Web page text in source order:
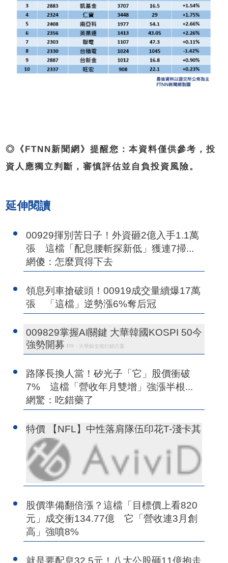
◎《FTNN新聞網》提醒您：本資料僅供參考，投
資人應獨立判斷，審慎評估並自負投資風險。
延伸閱讀
00929揮別苦日子！外資砸2億入手1.1萬
張 這檔「配息腰斬探新低」獲連7掃...
網傻：怎麼買得下去
領息列車搶破頭！00919成交量續爆17萬
張 「這檔」逆勢漲6%奪后冠
009829掌握AI關鍵 大華韓國KOSPI 50今
強勢開募 PR・大華銀全能行銷方案
路隊長換人當！矽光子「它」股價衝破
7% 這檔「營收年月雙增」強漲半根...
網驚：吃錯藥了
特價 【NFL】中性落肩隊伍印花T-淺卡其
股價準備翻倍漲？這檔「目標價上看820
元」成交衝134.77億 它「營收連3月創
高」強噴8%
就是要配息32.5元！八大公股砸11億抱走